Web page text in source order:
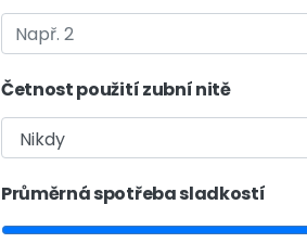
Četnost použití zubní nitě
Průměrná spotřeba sladkostí